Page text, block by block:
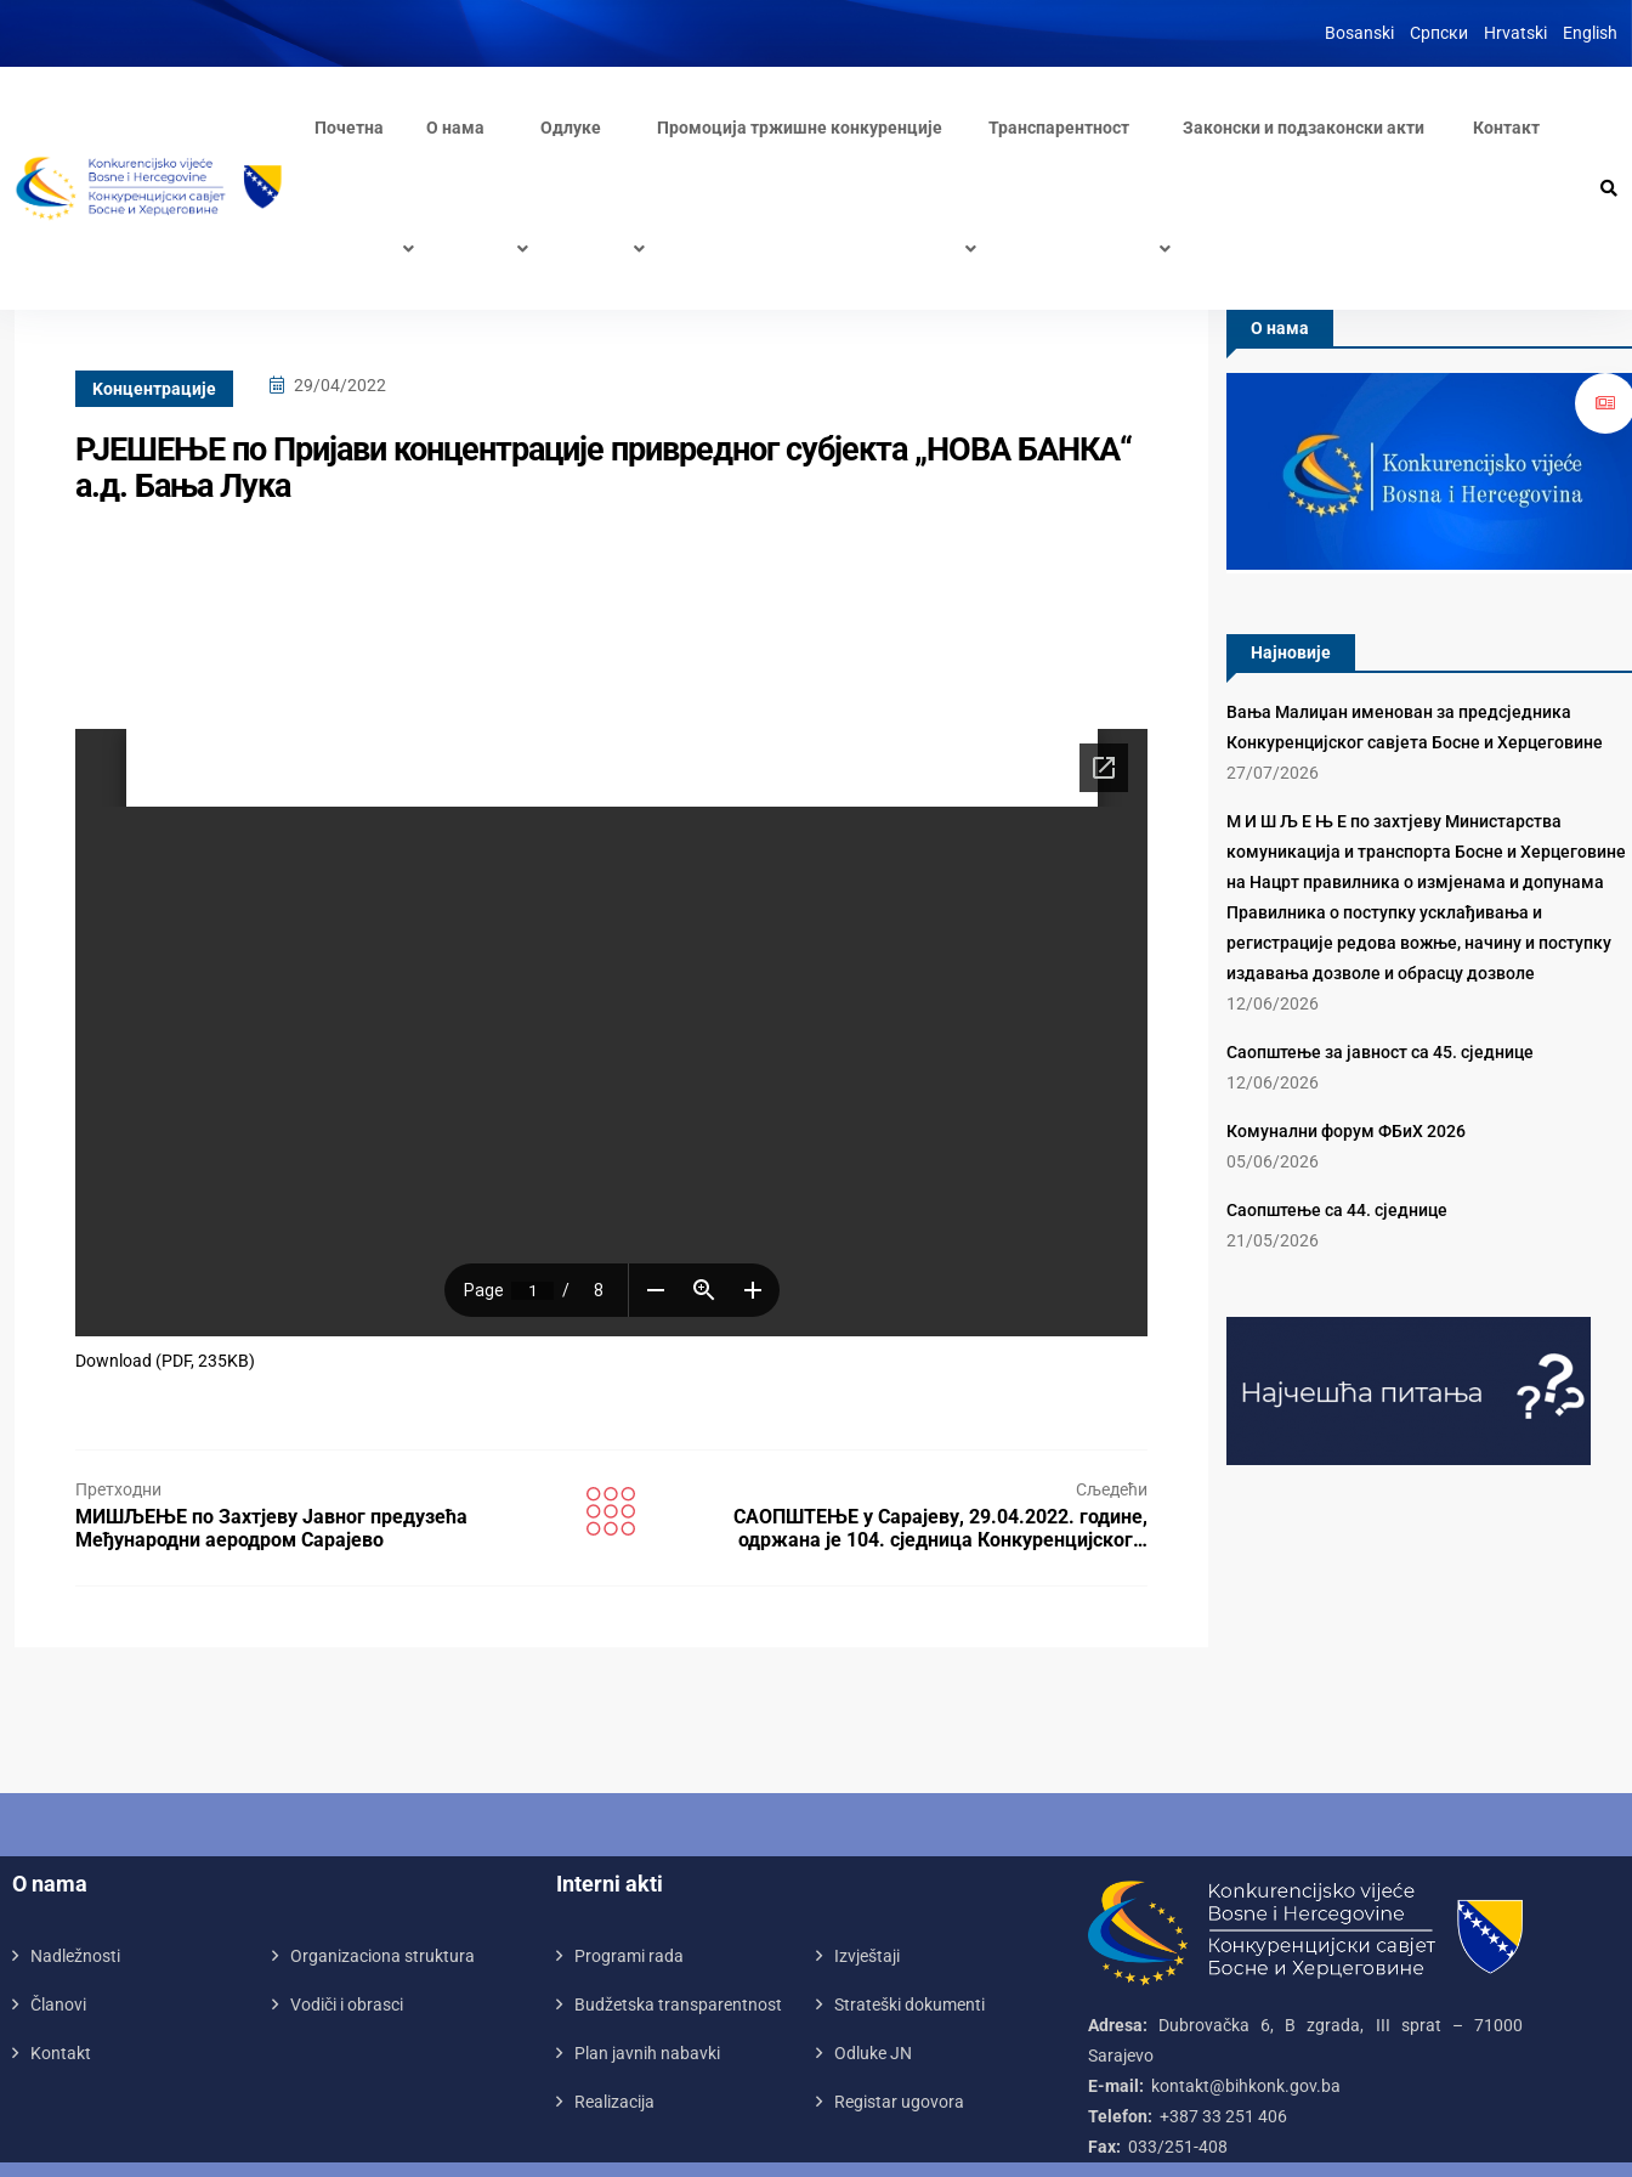
Bosanski Српски Hrvatski English
Почетна О нама Одлуке Промоција тржишне конкуренције Транспарентност Законски и подзаконски акти Контакт
Kонцентрације 29/04/2022
РЈЕШЕЊЕ по Пријави концентрације привредног субјекта „НОВА БАНКА“
а.д. Бања Лука
Download (PDF, 235KB)
Претходни
МИШЉЕЊЕ по Захтјеву Јавног предузећа
Међународни аеродром Сарајево
Сљедећи
САОПШТЕЊЕ у Сарајеву, 29.04.2022. године,
одржана је 104. сједница Конкуренцијског…
О нама
Најновије
Вања Малиџан именован за предсједника
Конкуренцијског савјета Босне и Херцеговине
27/07/2026
М И Ш Љ Е Њ Е по захтјеву Министарства
комуникација и транспорта Босне и Херцеговине
на Нацрт правилника о измјенама и допунама
Правилника о поступку усклађивања и
регистрације редова вожње, начину и поступку
издавања дозволе и обрасцу дозволе
12/06/2026
Саопштење за јавност са 45. сједнице
12/06/2026
Комунални форум ФБиХ 2026
05/06/2026
Саопштење са 44. сједнице
21/05/2026
O nama
Nadležnosti Organizaciona struktura
Članovi Vodiči i obrasci
Kontakt
Interni akti
Programi rada Izvještaji
Budžetska transparentnost Strateški dokumenti
Plan javnih nabavki Odluke JN
Realizacija Registar ugovora
Adresa: Dubrovačka 6, B zgrada, III sprat – 71000‌
Sarajevo
E-mail: kontakt@bihkonk.gov.ba
Telefon: +387‌ 33‌ 251‌ 406
Fax: 033/251-408